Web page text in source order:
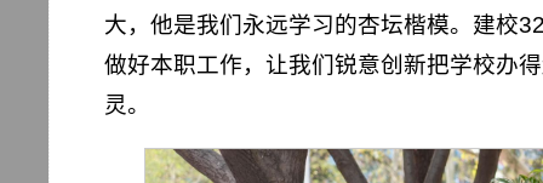
大，他是我们永远学习的杏坛楷模。建校
做好本职工作，让我们锐意创新把学校办
灵。